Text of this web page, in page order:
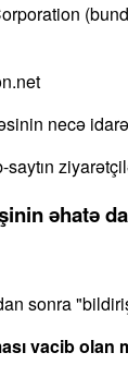
necə
saytın
əhatə
sonra
vacib olan